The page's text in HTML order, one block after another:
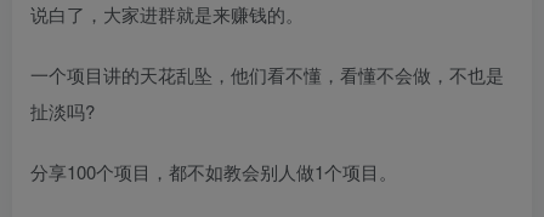
说白了，大家进群就是来赚钱的。
一个项目讲的天花乱坠，他们看不懂，看懂不会做，不也是
扯淡吗?
分享100个项目，都不如教会别人做1个项目。